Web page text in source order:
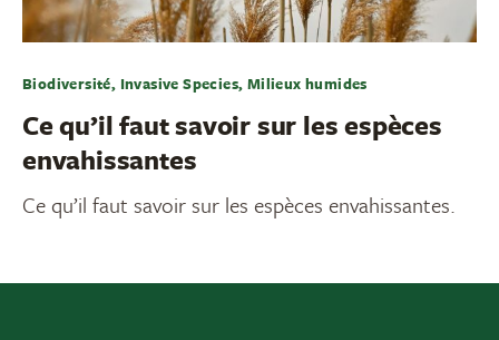
Biodiversité, Invasive Species, Milieux humides
Ce qu’il faut savoir sur les espèces
envahissantes
Ce qu’il faut savoir sur les espèces envahissantes.